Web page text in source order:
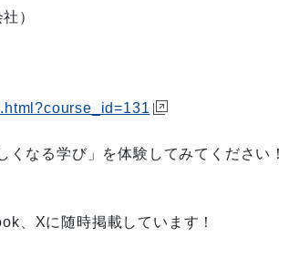
）
なる学び」を体験してみてください！
、Xに随時掲載しています！